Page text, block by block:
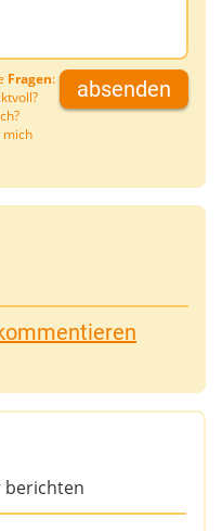
Fragen:
mich
absenden
berichten